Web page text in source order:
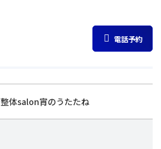
電話予約
整体salon宵のうたたね